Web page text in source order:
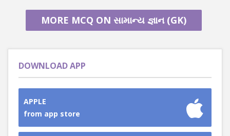
MORE MCQ ON સામાન્ય જ્ઞાન (GK)
DOWNLOAD APP
APPLE
from app store